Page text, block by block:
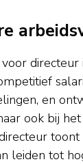
directeur
en
ook bij
toont
leiden tot